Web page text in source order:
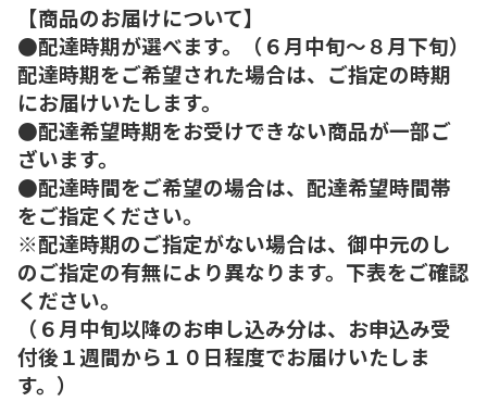
【商品のお届けについて】
●配達時期が選べます。（６月中旬～８月下旬）
配達時期をご希望された場合は、ご指定の時期
にお届けいたします。
●配達希望時期をお受けできない商品が一部ご
ざいます。
●配達時間をご希望の場合は、配達希望時間帯
をご指定ください。
※配達時期のご指定がない場合は、御中元のし
のご指定の有無により異なります。下表をご確認
ください。
（６月中旬以降のお申し込み分は、お申込み受
付後１週間から１０日程度でお届けいたしま
す。）